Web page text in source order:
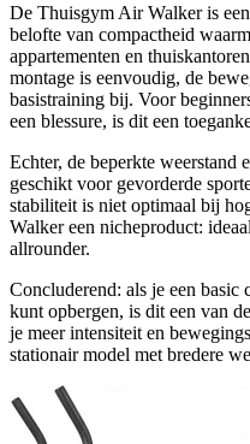
De Thuisgym Air Walker is
belofte van compactheid
appartementen en
montage is eenvoudig, de
basistraining bij. Voor
een blessure, is dit een
Echter, de beperkte weerstand
geschikt voor gevorderde
stabiliteit is niet optimaal bij
Walker een nicheproduct:
allrounder.
Concluderend: als je een basic
kunt opbergen, is dit een van
je meer intensiteit en
stationair model met bredere